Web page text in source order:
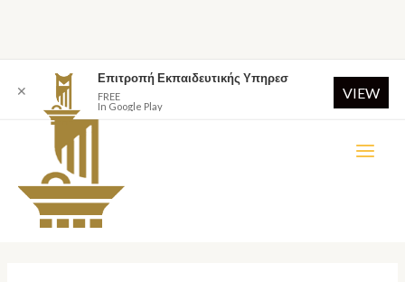
✕
Επιτροπή Εκπαιδευτικής Υπηρεσ
FREE
In Google Play
VIEW